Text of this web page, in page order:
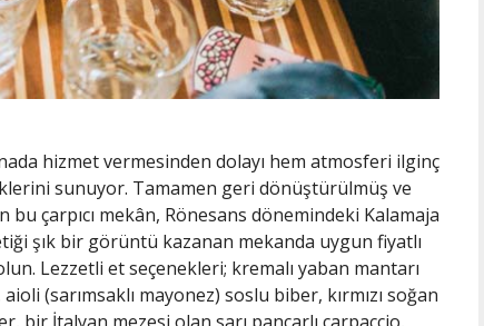
hizmet vermesinden dolayı hem atmosferi ilginç
sunuyor. Tamamen geri dönüştürülmüş ve
çarpıcı mekân, Rönesans dönemindeki Kalamaja
şık bir görüntü kazanan mekanda uygun fiyatlı
Lezzetli et seçenekleri; kremalı yaban mantarı
(sarımsaklı mayonez) soslu biber, kırmızı soğan